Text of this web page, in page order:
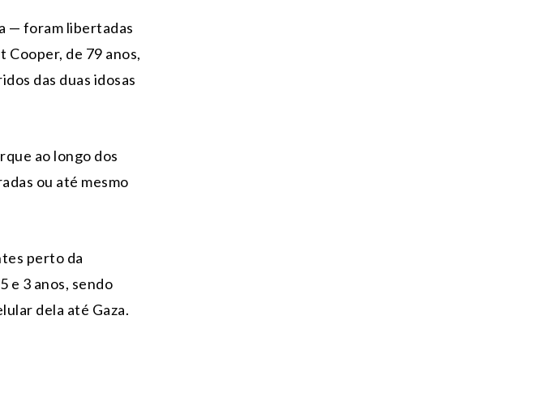
— foram libertadas
Cooper, de 79 anos,
das duas idosas
ao longo dos
ou até mesmo
perto da
e 3 anos, sendo
dela até Gaza.